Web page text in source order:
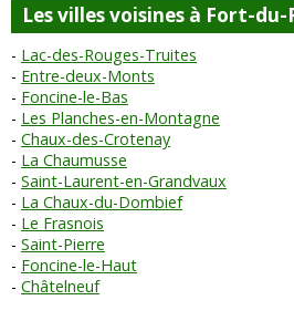
Les villes voisines à Fort-du-
Lac-des-Rouges-Truites
Entre-deux-Monts
Foncine-le-Bas
Les Planches-en-Montagne
Chaux-des-Crotenay
La Chaumusse
Saint-Laurent-en-Grandvaux
La Chaux-du-Dombief
Le Frasnois
Saint-Pierre
Foncine-le-Haut
Châtelneuf